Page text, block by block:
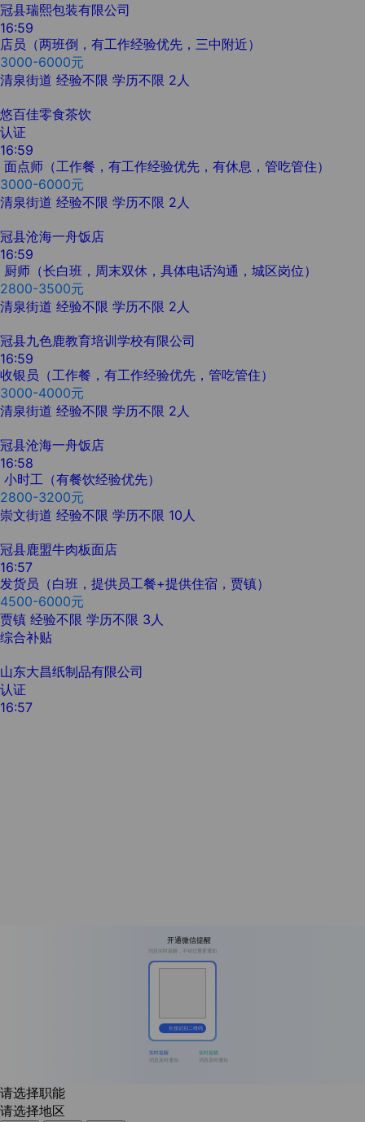
冠县瑞熙包装有限公司
16:59
店员（两班倒，有工作经验优先，三中附近）
3000-6000元
清泉街道 经验不限 学历不限 2人
悠百佳零食茶饮
认证
16:59
面点师（工作餐，有工作经验优先，有休息，管吃管住）
3000-6000元
清泉街道 经验不限 学历不限 2人
冠县沧海一舟饭店
16:59
厨师（长白班，周末双休，具体电话沟通，城区岗位）
2800-3500元
清泉街道 经验不限 学历不限 2人
冠县九色鹿教育培训学校有限公司
16:59
收银员（工作餐，有工作经验优先，管吃管住）
3000-4000元
清泉街道 经验不限 学历不限 2人
冠县沧海一舟饭店
16:58
小时工（有餐饮经验优先）
2800-3200元
崇文街道 经验不限 学历不限 10人
冠县鹿盟牛肉板面店
16:57
发货员（白班，提供员工餐+提供住宿，贾镇）
4500-6000元
贾镇 经验不限 学历不限 3人
综合补贴
山东大昌纸制品有限公司
认证
16:57
开通微信提醒
消息实时提醒，不错过重要通知
长按识别二维码
实时提醒
消息及时通知
实时提醒
消息及时通知
请选择职能
请选择地区